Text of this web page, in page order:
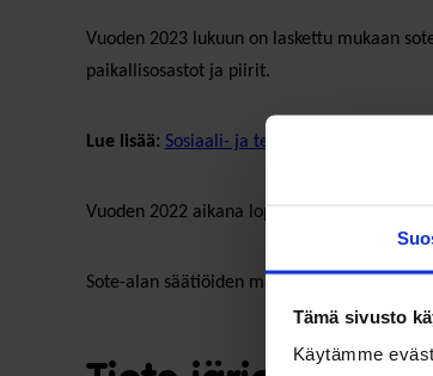
Tämä sivusto
Käytämme
Vuoden 2023 lukuun on laskettu mukaan
paikallisosastot ja piirit.
Lue lisää: Sosiaali- ja terveysjärjestöt
Vuoden 2022 aikana lopetettiin 210 sote-
Sote-alan säätiöiden määrä pysyi